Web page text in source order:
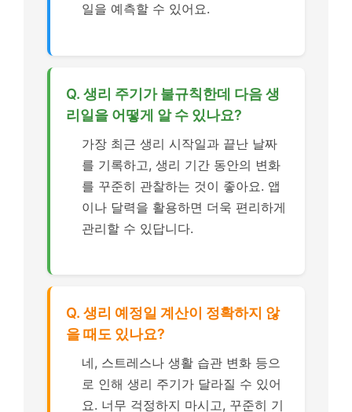
일을 예측할 수 있어요.
Q. 생리 주기가 불규칙한데 다음 생
리일을 어떻게 알 수 있나요?
가장 최근 생리 시작일과 끝난 날짜
를 기록하고, 생리 기간 동안의 변화
를 꾸준히 관찰하는 것이 좋아요. 앱
이나 달력을 활용하면 더욱 편리하게
관리할 수 있답니다.
Q. 생리 예정일 계산이 정확하지 않
을 때도 있나요?
네, 스트레스나 생활 습관 변화 등으
로 인해 생리 주기가 달라질 수 있어
요. 너무 걱정하지 마시고, 꾸준히 기